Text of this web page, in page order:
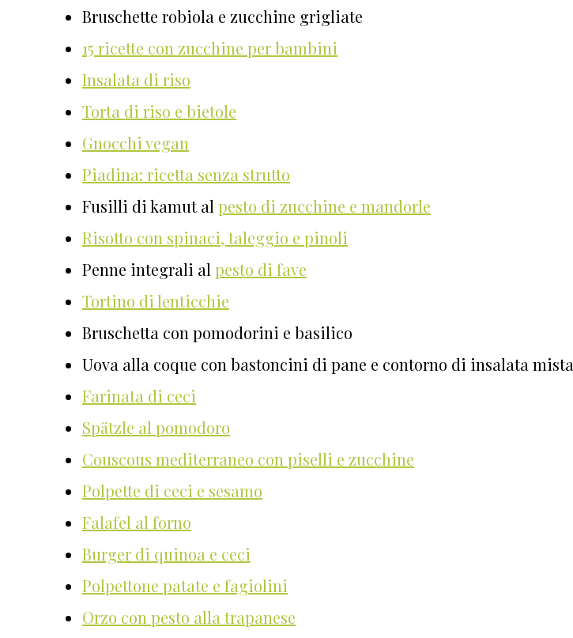
Bruschette robiola e zucchine grigliate
15 ricette con zucchine per bambini
Insalata di riso
Torta di riso e bietole
Gnocchi vegan
Piadina: ricetta senza strutto
Fusilli di kamut al pesto di zucchine e mandorle
Risotto con spinaci, taleggio e pinoli
Penne integrali al pesto di fave
Tortino di lenticchie
Bruschetta con pomodorini e basilico
Uova alla coque con bastoncini di pane e contorno di insalata mista
Farinata di ceci
Spätzle al pomodoro
Couscous mediterraneo con piselli e zucchine
Polpette di ceci e sesamo
Falafel al forno
Burger di quinoa e ceci
Polpettone patate e fagiolini
Orzo con pesto alla trapanese